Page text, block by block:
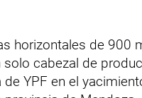
horizontales de 900
solo cabezal de
YPF en el